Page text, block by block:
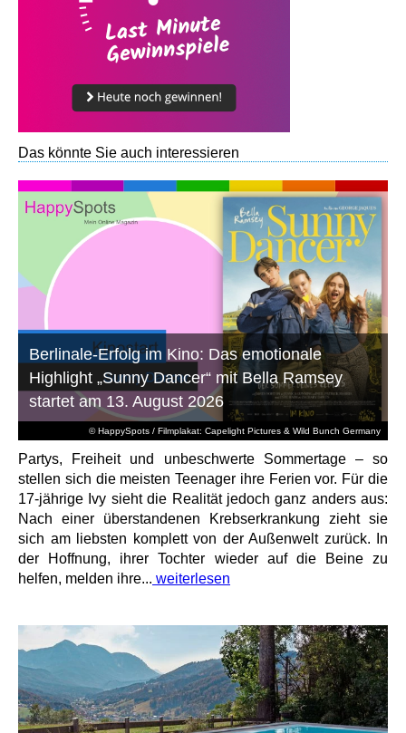
Das könnte Sie auch interessieren
© HappySpots / Filmplakat: Capelight Pictures & Wild Bunch Germany
Berlinale-Erfolg im Kino: Das emotionale
Highlight „Sunny Dancer“ mit Bella Ramsey
startet am 13. August 2026
Partys, Freiheit und unbeschwerte Sommertage – so
stellen sich die meisten Teenager ihre Ferien vor. Für die
17-jährige Ivy sieht die Realität jedoch ganz anders aus:
Nach einer überstandenen Krebserkrankung zieht sie
sich am liebsten komplett von der Außenwelt zurück. In
der Hoffnung, ihrer Tochter wieder auf die Beine zu
helfen, melden ihre... weiterlesen